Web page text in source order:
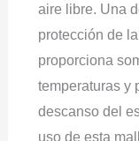
aire libre. Una
protección de
proporciona
temperaturas y
descanso del
uso de esta